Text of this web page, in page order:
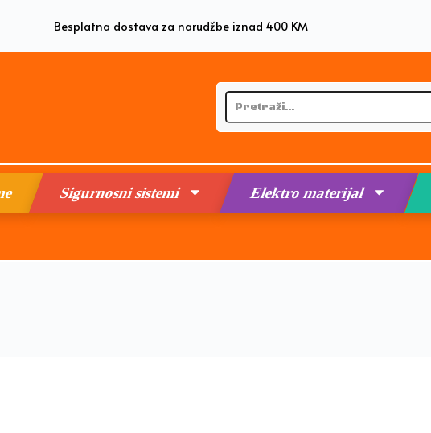
Besplatna dostava za narudžbe iznad 400 KM
Sigurnosni sistemi Elektro materijal